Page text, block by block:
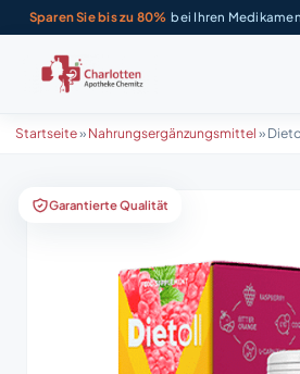
Sparen Sie bis zu 80% bei Ihren
Startseite» Nahrungsergänzungsmittel »
Garantierte Qualität